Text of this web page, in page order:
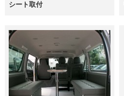
シート取付